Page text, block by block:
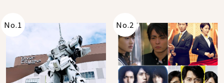
No.1 No.2